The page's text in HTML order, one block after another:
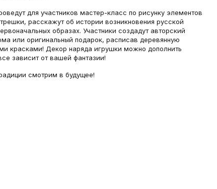
для участников мастер-класс по рисунку элементов
расскажут об истории возникновения русской
образах. Участники создадут авторский
или оригинальный подарок, расписав деревянную
красками! Декор наряда игрушки можно дополнить
зависит от вашей фантазии!
смотрим в будущее!